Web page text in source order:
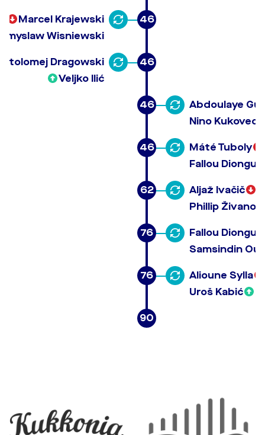
46
Marcel Krajewski
Wisniewski
46
Dragowski
Veljko Ilić
46
Abdoulaye
Nino Kukovec
46
Máté Tuboly
Fallou Diongue
62
Aljaž Ivačič
Phillip
76
Fallou Diongue
Samsindin
76
Alioune Sylla
Uroš Kabić
90